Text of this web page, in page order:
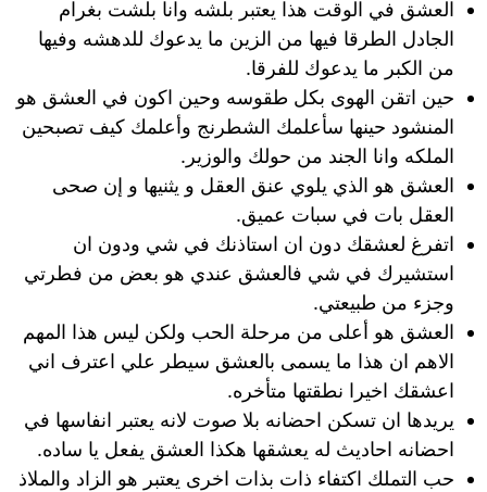
العشق في الوقت هذا يعتبر بلشه وانا بلشت بغرام
الجادل الطرقا فيها من الزين ما يدعوك للدهشه وفيها
من الكبر ما يدعوك للفرقا.
حين اتقن الهوى بكل طقوسه وحين اكون في العشق هو
المنشود حينها سأعلمك الشطرنج وأعلمك كيف تصبحين
الملكه وانا الجند من حولك والوزير.
العشق هو الذي يلوي عنق العقل و يثنيها و إن صحى
العقل بات في سبات عميق.
اتفرغ لعشقك دون ان استاذنك في شي ودون ان
استشيرك في شي فالعشق عندي هو بعض من فطرتي
وجزء من طبيعتي.
العشق هو أعلى من مرحلة الحب ولكن ليس هذا المهم
الاهم ان هذا ما يسمى بالعشق سيطر علي اعترف اني
اعشقك اخيرا نطقتها متأخره.
يريدها ان تسكن احضانه بلا صوت لانه يعتبر انفاسها في
احضانه احاديث له يعشقها هكذا العشق يفعل يا ساده.
حب التملك اكتفاء ذات بذات اخرى يعتبر هو الزاد والملاذ